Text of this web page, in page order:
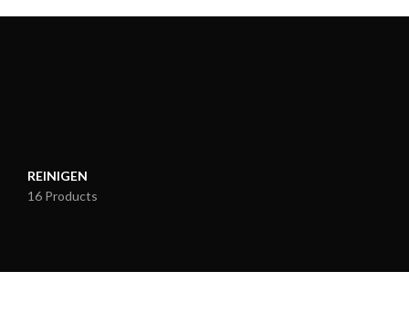
REINIGEN
16 Products